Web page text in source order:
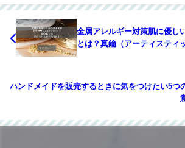
金属アレルギー対策肌に優し
とは？真鍮（アーティスティ
ハンドメイドを販売するときに気をつけたい5つ